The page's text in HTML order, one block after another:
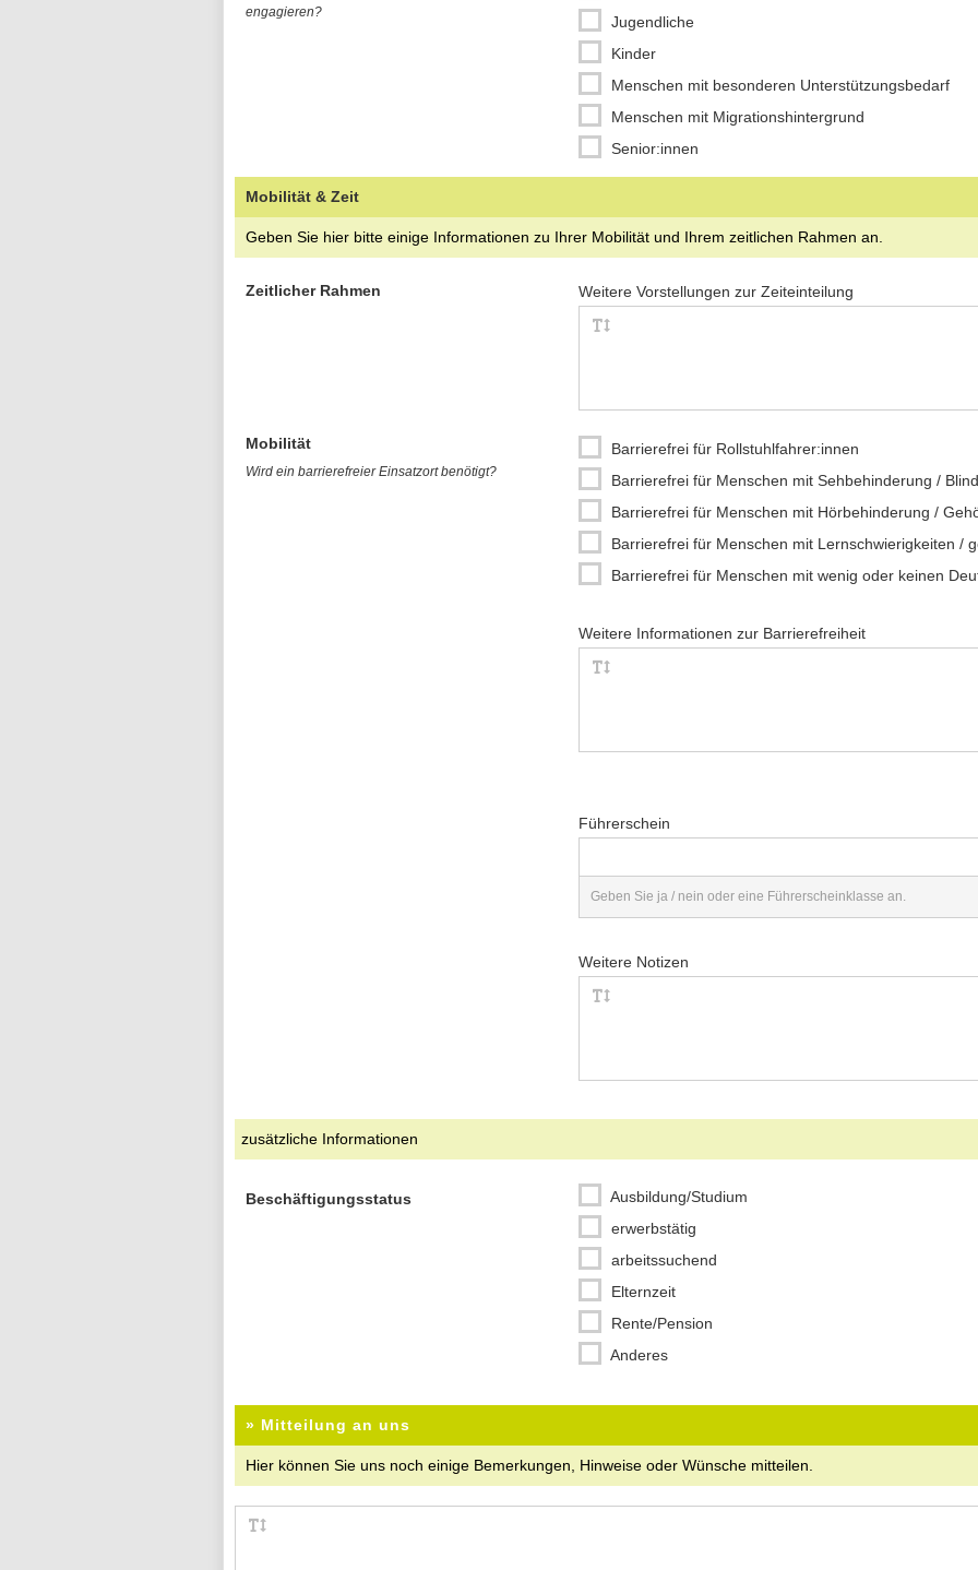
Ladendienst
Öffentlichkeitsarbeit
Sport / Bewegung
Tierschutz / Tierbetreuung
Umweltschutz
engagieren?
Jugendliche
Kinder
Menschen mit besonderen Unterstützungsbedarf
Menschen mit Migrationshintergrund
Senior:innen
Mobilität & Zeit
Geben Sie hier bitte einige Informationen zu Ihrer Mobilität und Ihrem zeitlichen Rahmen an.
Zeitlicher Rahmen Weitere Vorstellungen zur Zeiteinteilung
Mobilität
Wird ein barrierefreier Einsatzort benötigt?
Barrierefrei für Rollstuhlfahrer:innen
Barrierefrei für Menschen mit Sehbehinderung /
Barrierefrei für Menschen mit Hörbehinderung /
Barrierefrei für Menschen mit Lernschwierigkeiten /
Barrierefrei für Menschen mit wenig oder keinen
Weitere Informationen zur Barrierefreiheit
Führerschein
Geben Sie ja / nein oder eine Führerscheinklasse an.
Weitere Notizen
zusätzliche Informationen
Beschäftigungsstatus
Ausbildung/Studium
erwerbstätig
arbeitssuchend
Elternzeit
Rente/Pension
Anderes
» Mitteilung an uns
Hier können Sie uns noch einige Bemerkungen, Hinweise oder Wünsche mitteilen.